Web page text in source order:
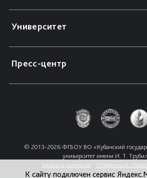
Университет
Пресс-центр
© 2013-2026 ФГБОУ ВО «Кубанский
университет имени И. Т.
Адреса и контакты
Телефонный
К сайту подключен сервис